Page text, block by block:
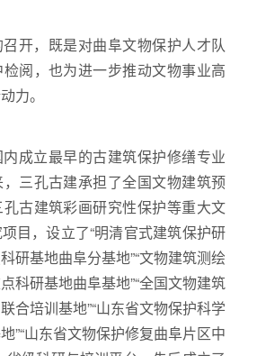
开，既是对曲阜文物保护人才队
阅，也为进一步推动文物事业高
力。
成立最早的古建筑保护修缮专业
三孔古建承担了全国文物建筑预
古建筑彩画研究性保护等重大文
目，设立了“明清官式建筑保护研
研基地曲阜分基地”“文物建筑测绘
科研基地曲阜基地”“全国文物建筑
合培训基地”“山东省文物保护科学
”“山东省文物保护修复曲阜片区中